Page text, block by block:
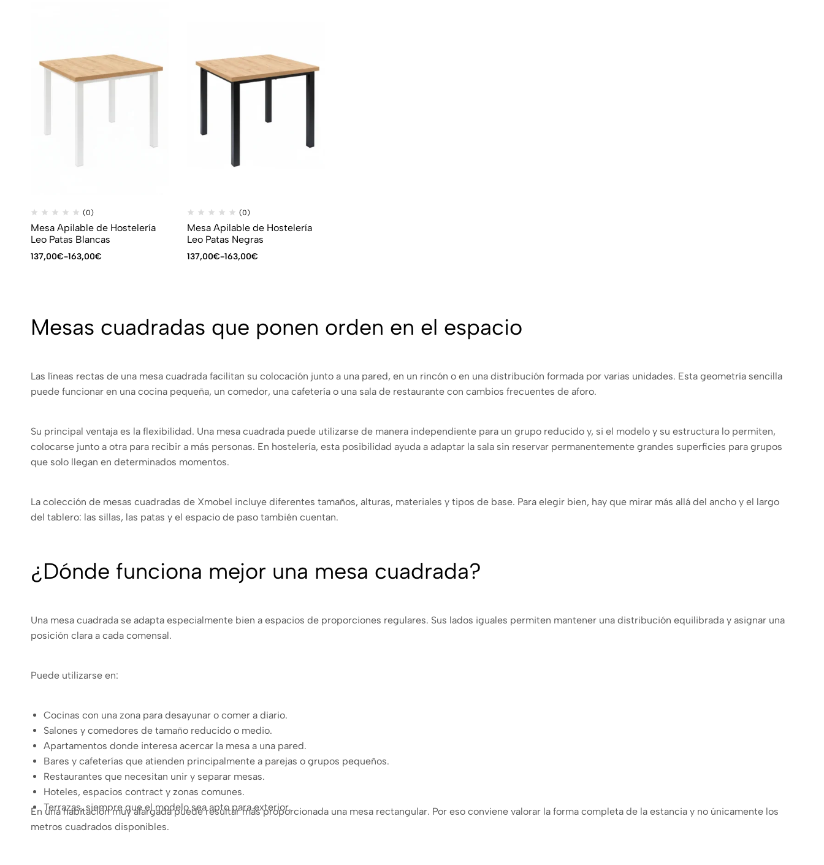
(0)
Mesa Apilable de Hostelería
Leo Patas Blancas
137,00€-163,00€
(0)
Mesa Apilable de Hostelería
Leo Patas Negras
137,00€-163,00€
Mesas cuadradas que ponen orden en el espacio
Las líneas rectas de una mesa cuadrada facilitan su colocación junto a una pared, en un rincón o en una distribución formada por varias unidades. Esta geometría sencilla
puede funcionar en una cocina pequeña, un comedor, una cafetería o una sala de restaurante con cambios frecuentes de aforo.
Su principal ventaja es la flexibilidad. Una mesa cuadrada puede utilizarse de manera independiente para un grupo reducido y, si el modelo y su estructura lo permiten,
colocarse junto a otra para recibir a más personas. En hostelería, esta posibilidad ayuda a adaptar la sala sin reservar permanentemente grandes superficies para grupos
que solo llegan en determinados momentos.
La colección de mesas cuadradas de Xmobel incluye diferentes tamaños, alturas, materiales y tipos de base. Para elegir bien, hay que mirar más allá del ancho y el largo
del tablero: las sillas, las patas y el espacio de paso también cuentan.
¿Dónde funciona mejor una mesa cuadrada?
Una mesa cuadrada se adapta especialmente bien a espacios de proporciones regulares. Sus lados iguales permiten mantener una distribución equilibrada y asignar una
posición clara a cada comensal.
Puede utilizarse en:
Cocinas con una zona para desayunar o comer a diario.
Salones y comedores de tamaño reducido o medio.
Apartamentos donde interesa acercar la mesa a una pared.
Bares y cafeterías que atienden principalmente a parejas o grupos pequeños.
Restaurantes que necesitan unir y separar mesas.
Hoteles, espacios contract y zonas comunes.
Terrazas, siempre que el modelo sea apto para exterior.
En una habitación muy alargada puede resultar más proporcionada una mesa rectangular. Por eso conviene valorar la forma completa de la estancia y no únicamente los
metros cuadrados disponibles.